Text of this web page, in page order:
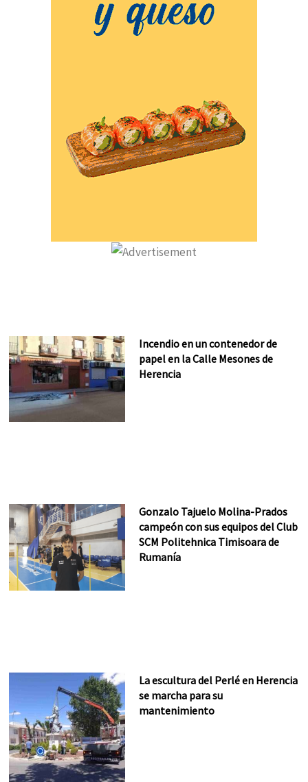
Incendio en un contenedor de
papel en la Calle Mesones de
Herencia
Gonzalo Tajuelo Molina-Prados
campeón con sus equipos del Club
SCM Politehnica Timisoara de
Rumanía
La escultura del Perlé en Herencia
se marcha para su
mantenimiento